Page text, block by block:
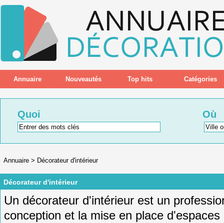
Annuaire Nouveautés Top hits Catégories
Quoi Où
Annuaire > Décorateur d'intérieur
Décorateur d'intérieur
Un décorateur d'intérieur est un
conception et lamise en place d'espaces